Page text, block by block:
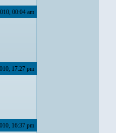
00:04 am
17:27 pm
16:37 pm